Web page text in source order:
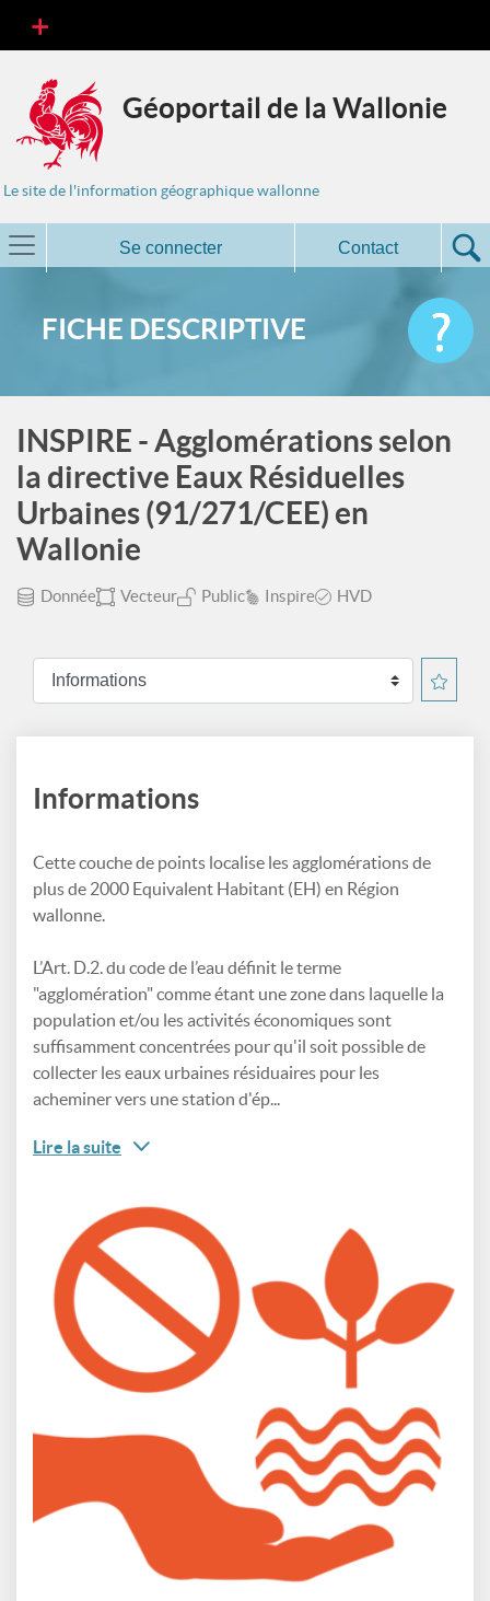
Géoportail de la Wallonie
Le site de l'information géographique wallonne
Se connecter Contact
FICHE DESCRIPTIVE
INSPIRE - Agglomérations selon
la directive Eaux Résiduelles
Urbaines (91/271/CEE) en
Wallonie
Donnée Vecteur Public Inspire HVD
Informations
Cette couche de points localise les agglomérations de
plus de 2000 Equivalent Habitant (EH) en Région
wallonne.
L’Art. D.2. du code de l’eau définit le terme
"agglomération" comme étant une zone dans laquelle la
population et/ou les activités économiques sont
suffisamment concentrées pour qu'il soit possible de
collecter les eaux urbaines résiduaires pour les
acheminer vers une station d'ép...
Lire la suite